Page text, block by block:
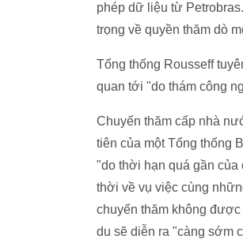
phép dữ liệu từ
trọng về quyền thăm dò
Tổng thống Rousseff
quan tới "do thám công
Chuyến thăm cấp nhà
tiên của một Tổng thống
"do thời hạn quá gần của
thời về vụ việc cùng
chuyến thăm không
du sẽ diễn ra "càng sớm